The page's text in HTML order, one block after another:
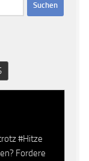
#Hitze
Fordere